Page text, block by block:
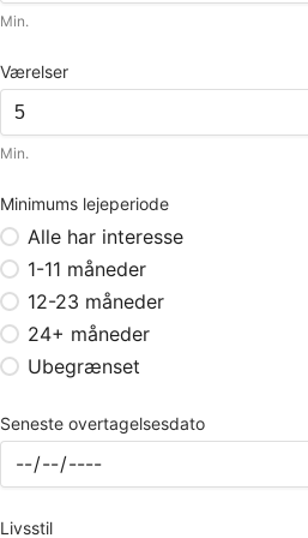
Min.
Værelser
Min.
Minimums lejeperiode
Alle har interesse
1-11 måneder
12-23 måneder
24+ måneder
Ubegrænset
Seneste overtagelsesdato
Livsstil